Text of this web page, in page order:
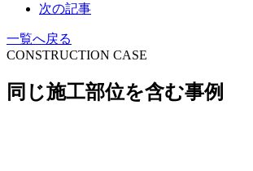
次の記事
一覧へ戻る
CONSTRUCTION CASE
同じ施工部位を含む事例